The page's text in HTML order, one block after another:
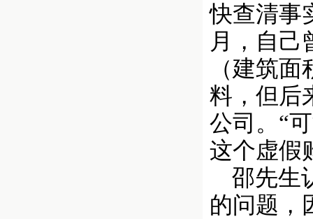
快查清事
月，自己
（建筑
料，但后
公司。“
这个虚假
邵先生
的问题，